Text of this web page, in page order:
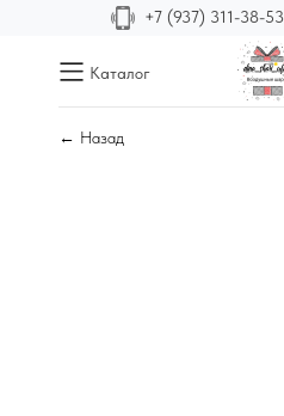
+7 (937) 311-38-53
Каталог
← Назад